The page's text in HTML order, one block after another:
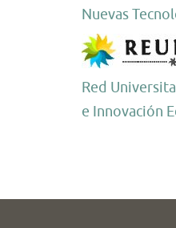
Nuevas
Red
e Innovación